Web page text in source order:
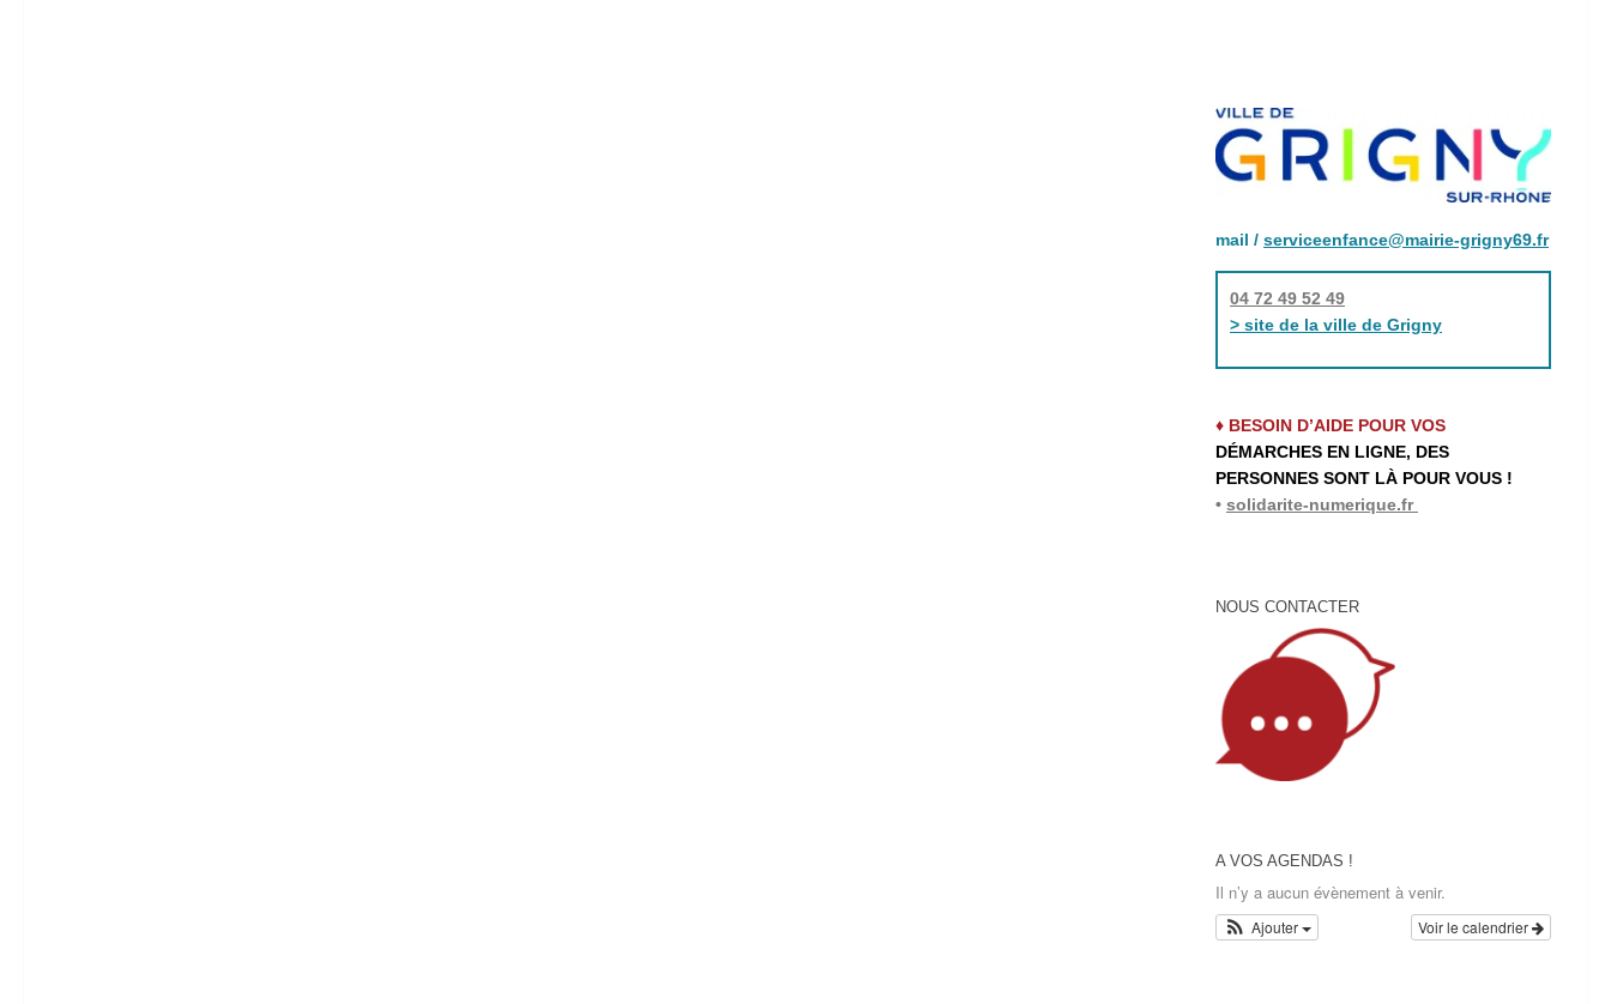
mail / serviceenfance@mairie-grigny69.fr
04 72 49 52 49
> site de la ville de Grigny
♦ BESOIN D’AIDE POUR VOS
DÉMARCHES EN LIGNE, DES
PERSONNES SONT LÀ POUR VOUS !
• solidarite-numerique.fr
NOUS CONTACTER
A VOS AGENDAS !
Il n’y a aucun évènement à venir.
Voir le calendrier
Ajouter